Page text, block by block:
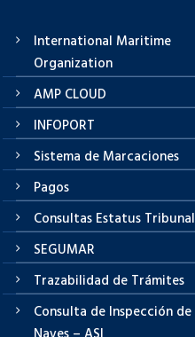
International Maritime
Organization
AMP CLOUD
INFOPORT
Sistema de Marcaciones
Pagos
Consultas Estatus Tribunal
SEGUMAR
Trazabilidad de Trámites
Consulta de Inspección de